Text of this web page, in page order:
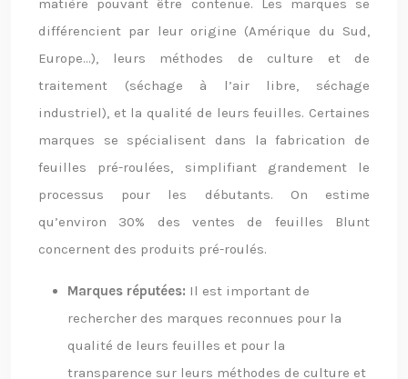
matière pouvant être contenue. Les marques se
différencient par leur origine (Amérique du Sud,
Europe…), leurs méthodes de culture et de
traitement (séchage à l’air libre, séchage
industriel), et la qualité de leurs feuilles. Certaines
marques se spécialisent dans la fabrication de
feuilles pré-roulées, simplifiant grandement le
processus pour les débutants. On estime
qu’environ 30% des ventes de feuilles Blunt
concernent des produits pré-roulés.
Marques réputées: Il est important de
rechercher des marques reconnues pour la
qualité de leurs feuilles et pour la
transparence sur leurs méthodes de culture et